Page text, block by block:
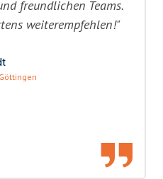
freundlichen Teams.
weiterempfehlen!"